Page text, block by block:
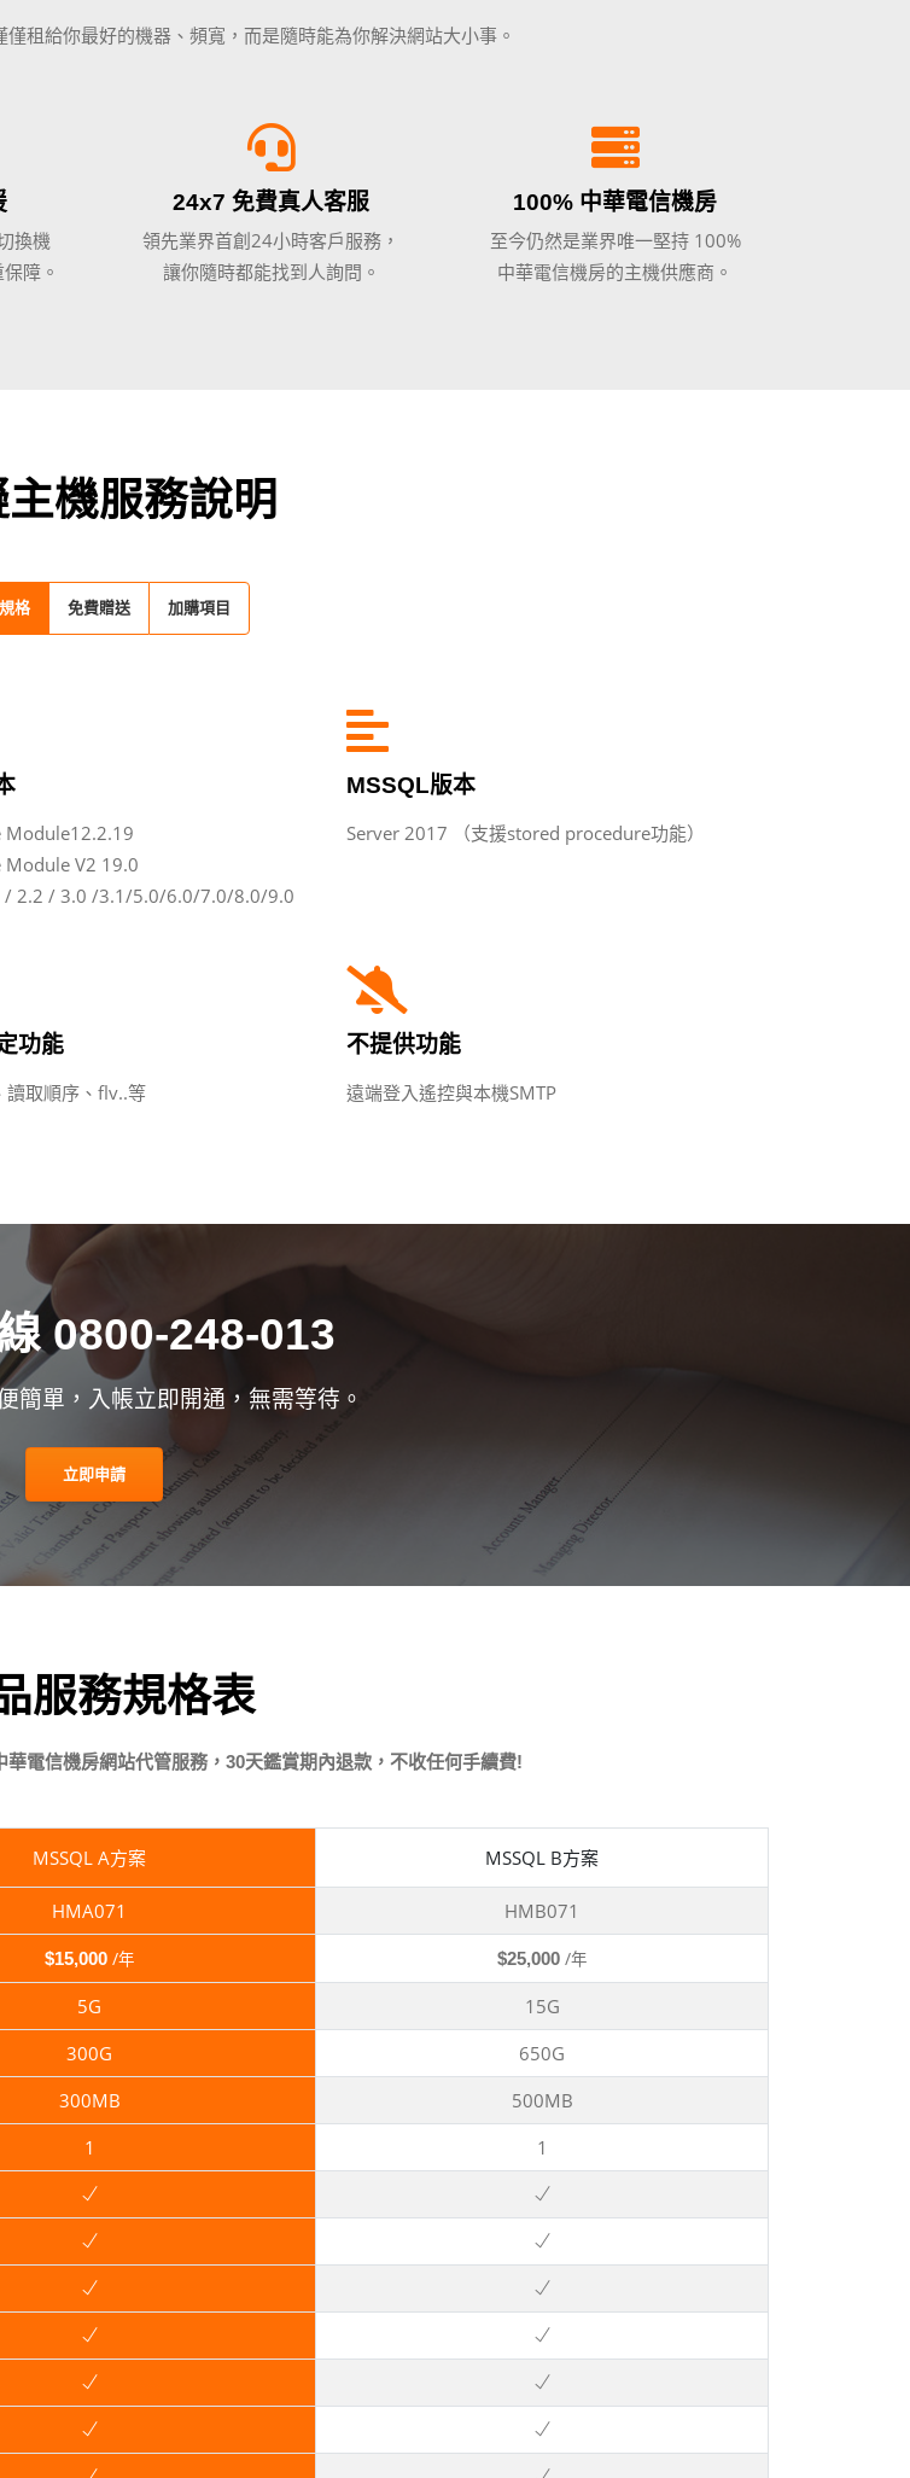
租給你最好的機器、頻寬，而是隨時能為你解決網站大小事。
換機
障。
24x7 免費真人客服
領先業界首創24小時客戶服務，
讓你隨時都能找到人詢問。
100% 中華電信機房
至今仍然是業界唯一堅持 100%
中華電信機房的主機供應商。
機服務說明
格 免費贈送 加購項目
Module12.2.19
Module V2 19.0
/ 2.2 / 3.0 /3.1/5.0/6.0/7.0/8.0/9.0
MSSQL版本
Server 2017 （支援stored procedure功能）
功能
讀取順序、flv..等
不提供功能
遠端登入遙控與本機SMTP
0800-248-013
簡單，入帳立即開通，無需等待。
立即申請
服務規格表
電信機房網站代管服務，30天鑑賞期內退款，不收任何手續費!
MSSQL A方案 MSSQL B方案
HMA071
HMB071
$15,000 /年 $25,000 /年
5G
15G
300G
650G
300MB
500MB
1
1